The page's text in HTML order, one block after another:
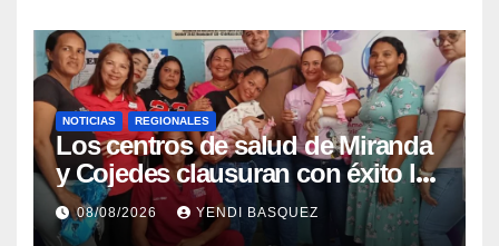
NOTICIAS REGIONALES
Los centros de salud de Miranda
y Cojedes clausuran con éxito la
Semana Mundial de la Lactancia
Materna
08/08/2026 YENDI BASQUEZ